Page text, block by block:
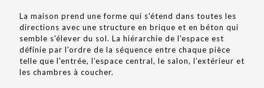
La maison prend une forme qui s'étend dans toutes les
directions avec une structure en brique et en béton qui
semble s'élever du sol. La hiérarchie de l'espace est
définie par l'ordre de la séquence entre chaque pièce
telle que l'entrée, l’espace central, le salon, l’extérieur et
les chambres à coucher.